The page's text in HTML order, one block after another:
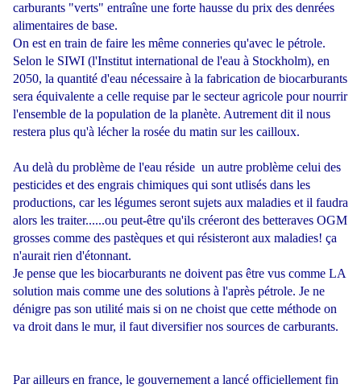
carburants "verts" entraîne une forte hausse du prix des denrées
alimentaires de base.
On est en train de faire les même conneries qu'avec le pétrole.
Selon le SIWI (l'Institut international de l'eau à Stockholm), en
2050, la quantité d'eau nécessaire à la fabrication de biocarburants
sera équivalente a celle requise par le secteur agricole pour nourrir
l'ensemble de la population de la planète. Autrement dit il nous
restera plus qu'à lécher la rosée du matin sur les cailloux.
Au delà du problème de l'eau réside un autre problème celui des
pesticides et des engrais chimiques qui sont utlisés dans les
productions, car les légumes seront sujets aux maladies et il faudra
alors les traiter......ou peut-être qu'ils créeront des betteraves OGM
grosses comme des pastèques et qui résisteront aux maladies! ça
n'aurait rien d'étonnant.
Je pense que les biocarburants ne doivent pas être vus comme LA
solution mais comme une des solutions à l'après pétrole. Je ne
dénigre pas son utilité mais si on ne choist que cette méthode on
va droit dans le mur, il faut diversifier nos sources de carburants.
Par ailleurs en france, le gouvernement a lancé officiellement fin